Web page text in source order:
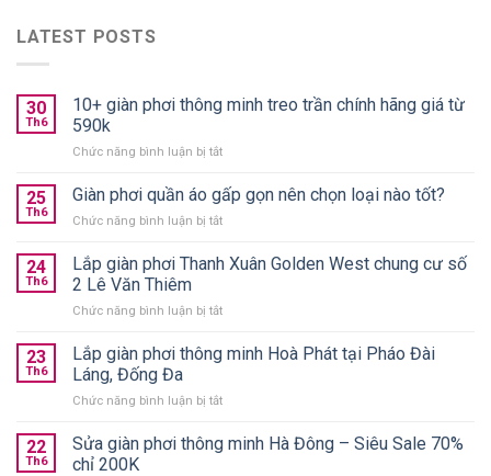
LATEST POSTS
30
Th6
10+ giàn phơi thông minh treo trần chính hãng giá từ
590k
Chức năng bình luận bị tắtở
giàn
phơi
thông
treo
hãng
từ
25
Th6
Giàn phơi quần áo gấp gọn nên chọn loại nào tốt?
Chức năng bình luận bị tắtở
phơi
gấp
nên
nào
24
Th6
Lắp giàn phơi Thanh Xuân Golden West chung cư số
2 Lê Văn Thiêm
Chức năng bình luận bị tắtở
giàn
Xuân
West
23
Th6
Lắp giàn phơi thông minh Hoà Phát tại Pháo Đài
Láng, Đống Đa
Chức năng bình luận bị tắtở
giàn
phơi
22
Th6
Sửa giàn phơi thông minh Hà Đông – Siêu Sale 70%
chỉ 200K